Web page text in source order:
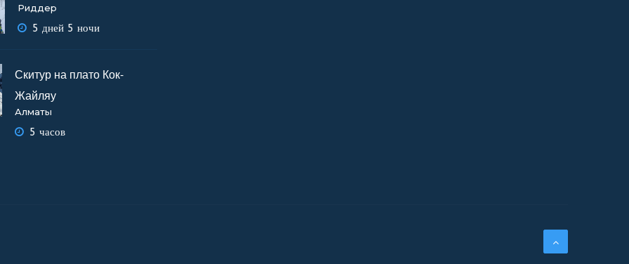
Риддер
5 дней 5 ночи
Скитур на плато Кок-
Жайляу
Алматы
5 часов